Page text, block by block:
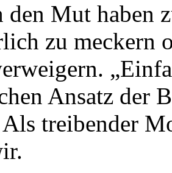
den Mut haben
zu meckern
Ansatz der
treibender